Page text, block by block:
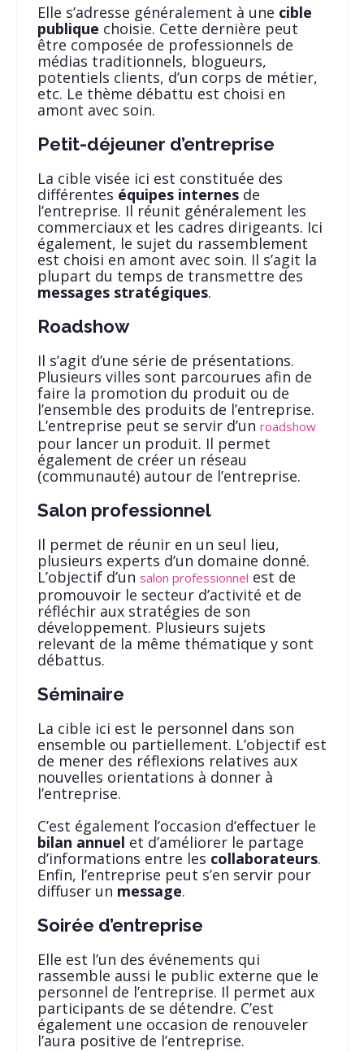
Elle s’adresse généralement à une cible
publique choisie. Cette dernière peut
être composée de professionnels de
médias traditionnels, blogueurs,
potentiels clients, d’un corps de métier,
etc. Le thème débattu est choisi en
amont avec soin.
Petit-déjeuner d’entreprise
La cible visée ici est constituée des
différentes équipes internesde
l’entreprise. Il réunit généralement les
commerciaux et les cadres dirigeants. Ici
également, le sujet du rassemblement
est choisi en amont avec soin. Il s’agit la
plupart du temps de transmettre des
messages stratégiques.
Roadshow
Il s’agit d’une série de présentations.
Plusieurs villes sont parcourues afin de
faire la promotion du produit ou de
l’ensemble des produits de l’entreprise.
L’entreprise peut se servir d’un roadshow
pour lancer un produit. Il permet
également de créer un réseau
(communauté) autour de l’entreprise.
Salon professionnel
Il permet de réunir en un seul lieu,
plusieurs experts d’un domaine donné.
L’objectif d’un salon professionnel est de
promouvoir le secteur d’activité et de
réfléchir aux stratégies de son
développement. Plusieurs sujets
relevant de la même thématique y sont
débattus.
Séminaire
La cible ici est le personnel dans son
ensemble ou partiellement. L’objectif est
de mener des réflexions relatives aux
nouvelles orientations à donner à
l’entreprise.
C’est également l’occasion d’effectuer le
bilan annuel et d’améliorer le partage
d’informations entre les collaborateurs.
Enfin, l’entreprise peut s’en servir pour
diffuser un message.
Soirée d’entreprise
Elle est l’un des événements qui
rassemble aussi le public externe que le
personnel de l’entreprise. Il permet aux
participants de se détendre. C’est
également une occasion de renouveler
l’aura positive de l’entreprise.